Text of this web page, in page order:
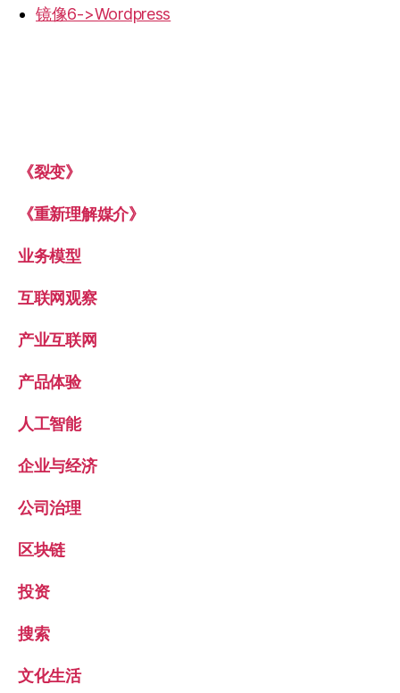
镜像6->Wordpress
《裂变》
《重新理解媒介》
业务模型
互联网观察
产业互联网
产品体验
人工智能
企业与经济
公司治理
区块链
投资
搜索
文化生活